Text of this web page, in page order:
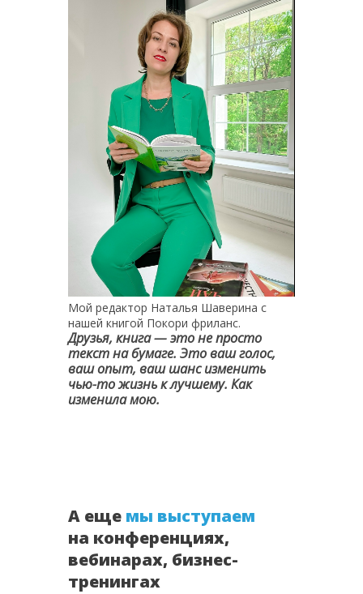
Мой редактор Наталья Шаверина с
нашей книгой Покори фриланс.
Друзья, книга — это не просто
текст на бумаге. Это ваш голос,
ваш опыт, ваш шанс изменить
чью-то жизнь к лучшему. Как
изменила мою.
А еще мы выступаем
на конференциях,
вебинарах, бизнес-
тренингах